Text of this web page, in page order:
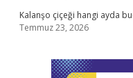
Kalanşo çiçeği hangi ayda
Temmuz 23, 2026